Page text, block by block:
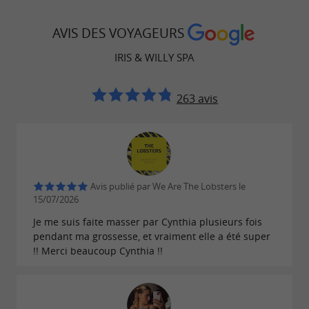
incontournable pour tous ceux qui
recherchent une activité bien-être en famille à
Bordeaux. Un lieu où
,
professionnalismeetbienveillance
toutes les générations.
AVIS DES VOYAGEURS
IRIS & WILLY SPA
263 avis
Avis publié par We Are The Lobsters le
15/07/2026
Je me suis faite masser par Cynthia plusieurs fois
pendant ma grossesse, et vraiment elle a été super
!! Merci beaucoup Cynthia !!